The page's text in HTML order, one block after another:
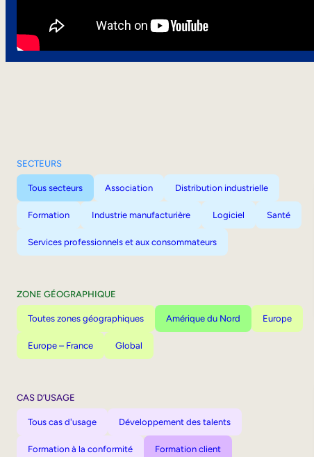
SECTEURS
Tous secteurs Association Distribution industrielle
Formation Industrie manufacturière Logiciel Santé
Services professionnels et aux consommateurs
ZONE GÉOGRAPHIQUE
Toutes zones géographiques Amérique du Nord Europe
Europe – France Global
CAS D’USAGE
Tous cas d'usage Développement des talents
Formation à la conformité Formation client